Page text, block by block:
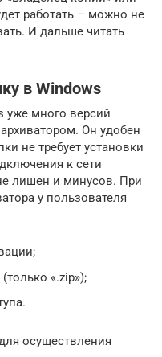
работать – можно не
И дальше читать
в Windows
уже много версий
Он удобен
не требует установки
к сети
лишен и минусов. При
у пользователя
«.zip»);
осуществления